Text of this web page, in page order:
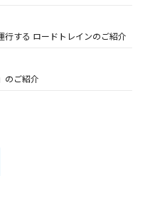
行する ロードトレインのご紹介
のご紹介